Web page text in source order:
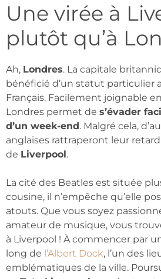
Une virée à
plutôt qu’à
Ah, Londres. La capitale
bénéficié d’un statut particulier
Français. Facilement joignable
Londres permet de s’évader
d’un week-end. Malgré cela,
anglaises rattraperont leur retard
de Liverpool.
La cité des Beatles est située
cousine, il n’empêche qu’elle
atouts. Que vous soyez
amateur de musique, vous
à Liverpool ! À commencer par
long de l’Albert Dock, l’un des
emblématiques de la ville.